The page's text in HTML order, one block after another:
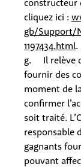
constructeur
cliquez ici :
gb/Support/
1197434.html.
g. Il relève
fournir des
moment de
confirmer
soit traité.
responsable
gagnants
pouvant